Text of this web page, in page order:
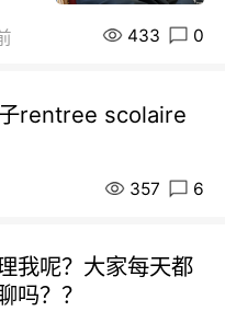
433 0
rentree scolaire
357 6
我呢？大家每天都
吗？？